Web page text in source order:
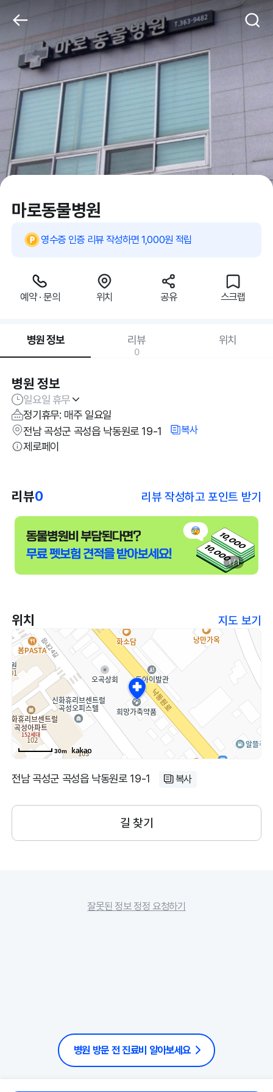
마로동물병원
영수증 인증 리뷰 작성하면 1,000원 적립
예약 · 문의 위치 공유 스크랩
병원 정보 리뷰
0
위치
병원 정보
일요일 휴무
정기휴무: 매주 일요일
전남 곡성군 곡성읍 낙동원로 19-1
복사
제로페이
리뷰0 리뷰 작성하고 포인트 받기
1 / 1
위치 지도 보기
30m
전남 곡성군 곡성읍 낙동원로 19-1 복사
길 찾기
잘못된 정보 정정 요청하기
병원 방문 전 진료비 알아보세요